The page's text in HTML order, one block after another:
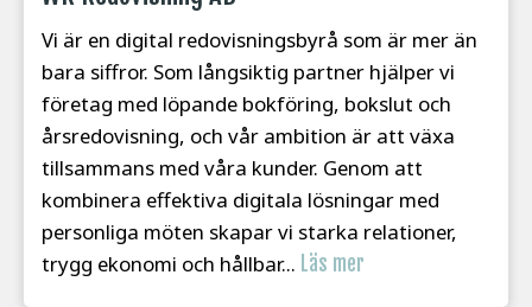
Vi är en digital redovisningsbyrå som är mer än
bara siffror. Som långsiktig partner hjälper vi
företag med löpande bokföring, bokslut och
årsredovisning, och vår ambition är att växa
tillsammans med våra kunder. Genom att
kombinera effektiva digitala lösningar med
personliga möten skapar vi starka relationer,
trygg ekonomi och hållbar... Läs mer